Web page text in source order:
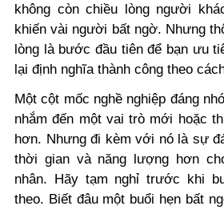
không còn chiều lòng người
khiến vài người bất ngờ. Nhưng
lòng là bước đầu tiên để bạn ưu
lại định nghĩa thành công theo
Một cột mốc nghề nghiệp đáng
nhắm đến một vai trò mới hoặc
hơn. Nhưng đi kèm với nó là sự
thời gian và năng lượng hơn
nhân. Hãy tạm nghỉ trước khi
theo. Biết đâu một buổi hẹn bất